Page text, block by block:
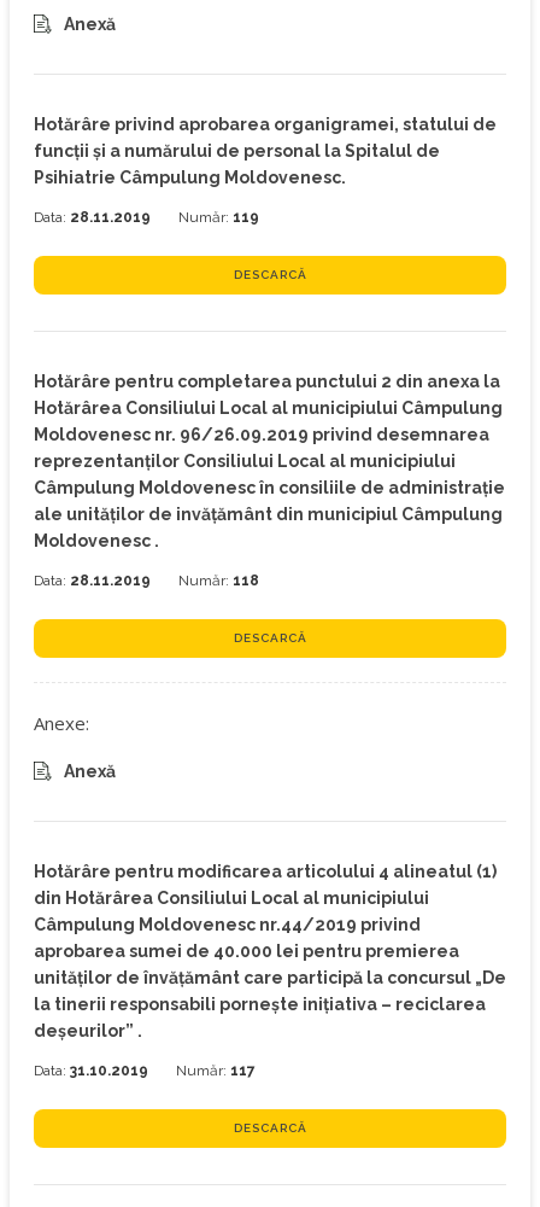
Anexă
Hotărâre privind aprobarea organigramei, statului de
funcţii şi a numărului de personal la Spitalul de
Psihiatrie Câmpulung Moldovenesc.
Data: 28.11.2019 Număr: 119
DESCARCĂ
Hotărâre pentru completarea punctului 2 din anexa la
Hotărârea Consiliului Local al municipiului Câmpulung
Moldovenesc nr. 96/26.09.2019 privind desemnarea
reprezentanților Consiliului Local al municipiului
Câmpulung Moldovenesc în consiliile de administrație
ale unităților de invățământ din municipiul Câmpulung
Moldovenesc .
Data: 28.11.2019 Număr: 118
DESCARCĂ
Anexe:
Anexă
Hotărâre pentru modificarea articolului 4 alineatul (1)
din Hotărârea Consiliului Local al municipiului
Câmpulung Moldovenesc nr.44/2019 privind
aprobarea sumei de 40.000 lei pentru premierea
unităților de învățământ care participă la concursul „De
la tinerii responsabili pornește inițiativa – reciclarea
deșeurilor” .
Data: 31.10.2019 Număr: 117
DESCARCĂ